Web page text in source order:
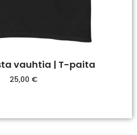
vauhtia | T-paita
25,00 €